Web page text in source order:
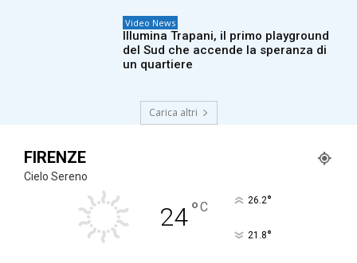
Video News
Illumina Trapani, il primo playground
del Sud che accende la speranza di
un quartiere
Carica altri
FIRENZE
Cielo Sereno
24°C 26.2°
21.8°